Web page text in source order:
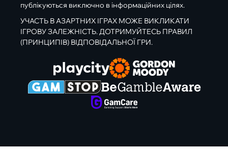
публікуються виключно в інформаційних цілях.
УЧАСТЬ В АЗАРТНИХ ІГРАХ МОЖЕ ВИКЛИКАТИ
ІГРОВУ ЗАЛЕЖНІСТЬ. ДОТРИМУЙТЕСЬ ПРАВИЛ
(ПРИНЦИПІВ) ВІДПОВІДАЛЬНОЇ ГРИ.